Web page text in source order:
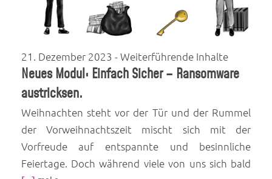
21. Dezember 2023 - Weiterführende Inhalte
Neues Modul: Einfach Sicher – Ransomware
austricksen.
Weihnachten steht vor der Tür und der Rummel
der Vorweihnachtszeit mischt sich mit der
Vorfreude auf entspannte und besinnliche
Feiertage. Doch während viele von uns sich bald